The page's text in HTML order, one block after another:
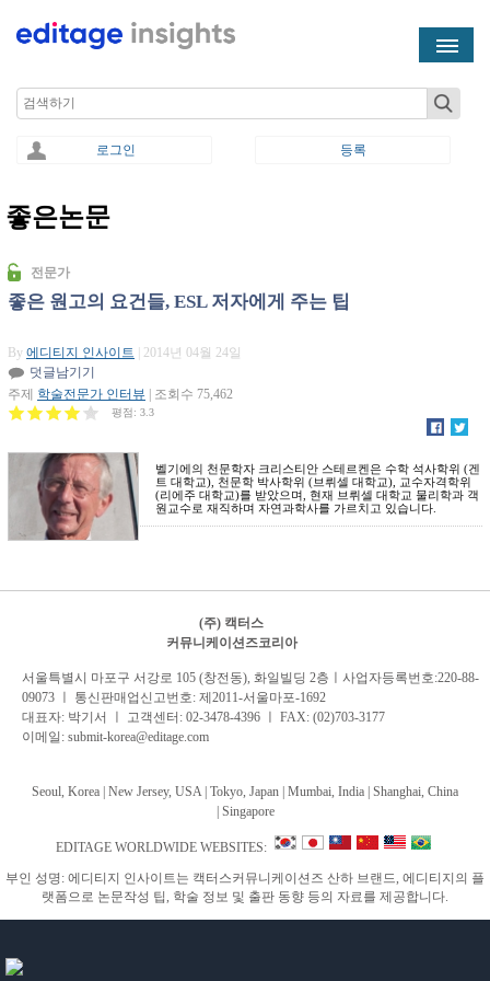
Search
로그인 등록
You are here
좋은논문
전문가
좋은 원고의 요건들, ESL 저자에게 주는 팁
By 에디티지 인사이트
| 2014년 04월 24일
덧글남기기
주제 학술전문가 인터뷰 | 조회수 75,462
평점: 3.3
벨기에의 천문학자 크리스티안 스테르켄은 수학 석사학위 (겐
트 대학교), 천문학 박사학위 (브뤼셀 대학교), 교수자격학위
(리에주 대학교)를 받았으며, 현재 브뤼셀 대학교 물리학과 객
원교수로 재직하며 자연과학사를 가르치고 있습니다.
(주) 캑터스
커뮤니케이션즈코리아
서 울특별시 마포구 서강로 105 (창전동), 화일빌딩 2층 ㅣ사업자등록번호:220-88-
09073 ㅣ 통신판매업신고번호: 제2011-서울마포-1692
대표자: 박기서 ㅣ 고객센터: 02-3478-4396 ㅣ FAX: (02)703-3177
이메일: submit-korea@editage.com
Seoul, Korea | New Jersey, USA | Tokyo, Japan | Mumbai, India | Shanghai, China
Singapore
EDITAGE WORLDWIDE WEBSITES:
부인 성명: 에디티지 인사이트는 캑터스커뮤니케이션즈 산하 브랜드, 에디티지의 플
랫폼으로 논문작성 팁, 학술 정보 및 출판 동향 등의 자료를 제공합니다.